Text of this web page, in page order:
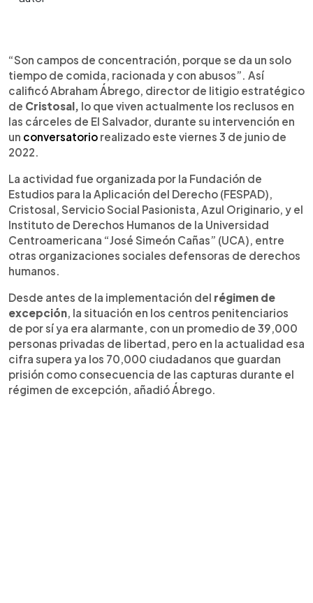
Escuchar artículo
“Son campos de concentración, porque se da un solo
tiempo de comida, racionada y con abusos”. Así
calificó Abraham Ábrego, director de litigio estratégico
de Cristosal, lo que viven actualmente los reclusos en
las cárceles de El Salvador, durante su intervención en
un conversatorio realizado este viernes 3 de junio de
2022.
La actividad fue organizada por la Fundación de
Estudios para la Aplicación del Derecho (FESPAD),
Cristosal, Servicio Social Pasionista, Azul Originario, y el
Instituto de Derechos Humanos de la Universidad
Centroamericana “José Simeón Cañas” (UCA), entre
otras organizaciones sociales defensoras de derechos
humanos.
Desde antes de la implementación del régimen de
excepción , la situación en los centros penitenciarios
de por sí ya era alarmante, con un promedio de 39,000
personas privadas de libertad, pero en la actualidad esa
cifra supera ya los 70,000 ciudadanos que guardan
prisión como consecuencia de las capturas durante el
régimen de excepción, añadió Ábrego.